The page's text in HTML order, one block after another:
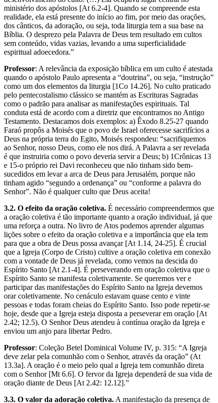
ministério dos apóstolos [At 6.2-4]. Quando se compreende esta
realidade, ela está presente do início ao fim, por meio das orações,
dos cânticos, da adoração, ou seja, toda liturgia tem a sua base na
Bíblia. O desprezo pela Palavra de Deus tem resultado em cultos
sem conteúdo, vidas vazias, levando a uma superficialidade
espiritual adoecedora.”
Professor: A relevância da exposição bíblica em um culto é atestada
quando o apóstolo Paulo apresenta a “doutrina”, ou seja, “instrução”
como um dos elementos da liturgia [1Co 14.26]. No culto praticado
pelo pentecostalismo clássico se mantém as Escrituras Sagradas
como o padrão para analisar as manifestações espirituais. Tal
conduta está de acordo com a diretriz que encontramos no Antigo
Testamento. Destacamos dois exemplos: a) Êxodo 8.25-27 quando
Faraó propôs a Moisés que o povo de Israel oferecesse sacrifícios a
Deus na própria terra do Egito, Moisés respondeu: “sacrifiquemos
ao Senhor, nosso Deus, como ele nos dirá. A Palavra a ser revelada
é que instruiria como o povo deveria servir a Deus; b) 1Crônicas 13
e 15-o próprio rei Davi reconheceu que não tinham sido bem-
sucedidos em levar a arca de Deus para Jerusalém, porque não
tinham agido “segundo a ordenança” ou “conforme a palavra do
Senhor”. Não é qualquer culto que Deus aceita!
3.2. O efeito da oração coletiva. É necessário compreendermos que
a oração coletiva é tão importante quanto a oração individual, já que
uma reforça a outra. No livro de Atos podemos aprender algumas
lições sobre o efeito da oração coletiva e a importância que ela tem
para que a obra de Deus possa avançar [At 1.14, 24-25]. É crucial
que a Igreja (Corpo de Cristo) cultive a oração coletiva em conexão
com a vontade de Deus já revelada, como vemos na descida do
Espírito Santo [At 2.1-4]. É perseverando em oração coletiva que o
Espírito Santo se manifesta coletivamente. Se queremos ver e
participar das manifestações do Espírito Santo na Igreja devemos
orar coletivamente. No cenáculo estavam quase cento e vinte
pessoas e todas foram cheias do Espírito Santo. Isso pode repetir-se
hoje, desde que a Igreja esteja disposta a perseverar em oração [At
2.42; 12.5). O Senhor Deus atendeu à contínua oração da Igreja e
enviou um anjo para libertar Pedro.
Professor: Coleção Betel Dominical Volume IV, p. 315: “A Igreja
deve zelar pela comunhão com o Senhor, através da oração” (At
13.3a]. A oração é o meio pelo qual a Igreja tem comunhão direta
com o Senhor [Mt 6.6]. O fervor da Igreja dependerá de sua vida de
oração diante de Deus [At 2.42: 12.12].”
3.3. O valor da adoração coletiva.A manifestação da presença de